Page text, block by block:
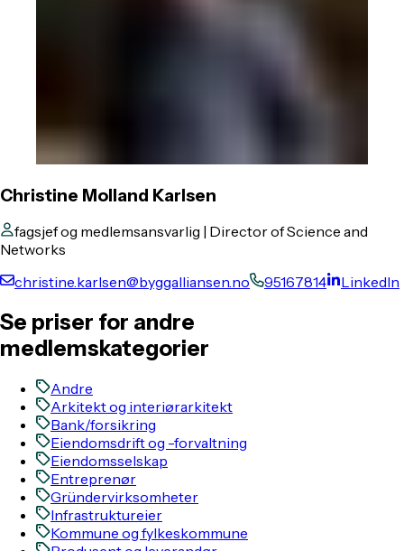
Christine Molland Karlsen
fagsjef og medlemsansvarlig | Director of Science and
Networks
christine.karlsen@byggalliansen.no
95167814 LinkedIn
Se priser for andre
medlemskategorier
Andre
Arkitekt og interiørarkitekt
Bank/forsikring
Eiendomsdrift og -forvaltning
Eiendomsselskap
Entreprenør
Gründervirksomheter
Infrastruktureier
Kommune og fylkeskommune